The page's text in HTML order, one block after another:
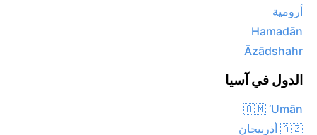
أرومية
Hamadān
Āzādshahr
الدول في آسيا
🇴🇲 ‘Umān
🇦🇿 أذربيجان